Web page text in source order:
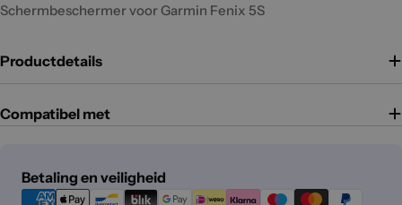
Schermbeschermer voor Garmin Fenix 5S
Productdetails
Compatibel met
Betaling en veiligheid
Betaalmethoden